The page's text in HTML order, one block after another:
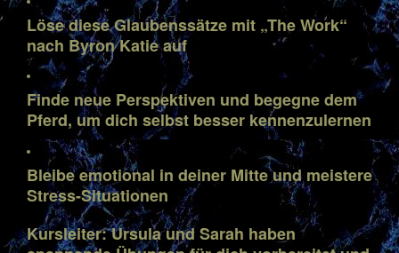
Löse diese Glaubenssätze mit „The Work“
nach Byron Katie auf
Finde neue Perspektiven und begegne dem
Pferd, um dich selbst besser kennenzulernen
Bleibe emotional in deiner Mitte und meistere
Stress-Situationen
Kursleiter: Ursula und Sarah haben